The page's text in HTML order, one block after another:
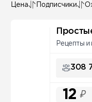
Цена Подписчики
Рецепты и
308
12 ₽